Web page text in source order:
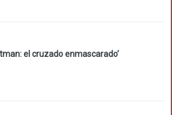
el cruzado enmascarado’